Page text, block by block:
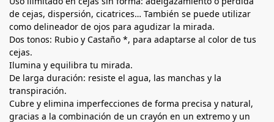
de cejas, dispersión, cicatrices… También se puede utilizar
como delineador de ojos para agudizar la mirada.
Dos tonos: Rubio y Castaño *, para adaptarse al color de tus
cejas.
Ilumina y equilibra tu mirada.
De larga duración: resiste el agua, las manchas y la
transpiración.
Cubre y elimina imperfecciones de forma precisa y natural,
gracias a la combinación de un crayón en un extremo y un